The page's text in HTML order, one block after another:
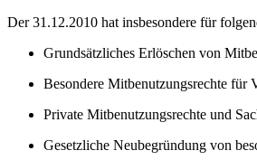
Der 31.12.2010 hat insbesondere für
Grundsätzliches Erlöschen von
Besondere Mitbenutzungsrechte für
Private Mitbenutzungsrechte und
Gesetzliche Neubegründung von